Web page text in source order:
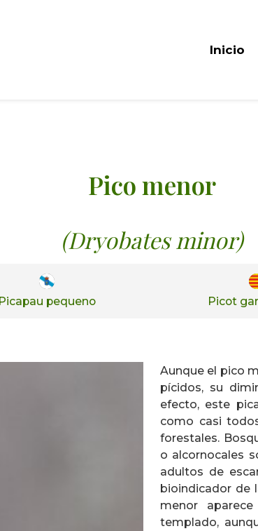
Inicio
Pico menor
(Dryobates minor)
Picapau pequeno Picot
Aunque el pico
pícidos, su
efecto, este
como casi
forestales.
o alcornocales
adultos de
bioindicador de
menor
templado,